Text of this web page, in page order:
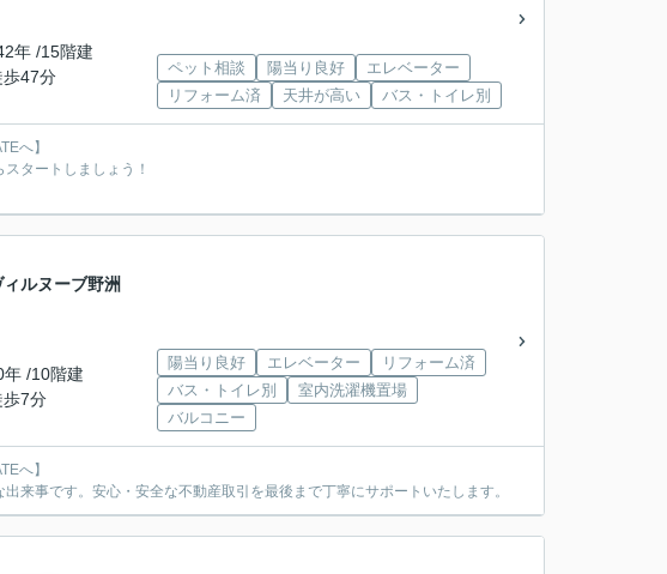
年 /15階建
歩47分 ペット相談 陽当り良好
エレベーター
リフォーム済
天井が高い バス・トイレ別
へ】
タートしましょう！
ィルヌーブ野洲
/10階建
歩7分
陽当り良好 エレベーター
リフォーム済
バス・トイレ別
室内洗濯機置場
バルコニー
へ】
来事です。安心・安全な不動産取引を最後まで丁寧にサポートいたします。